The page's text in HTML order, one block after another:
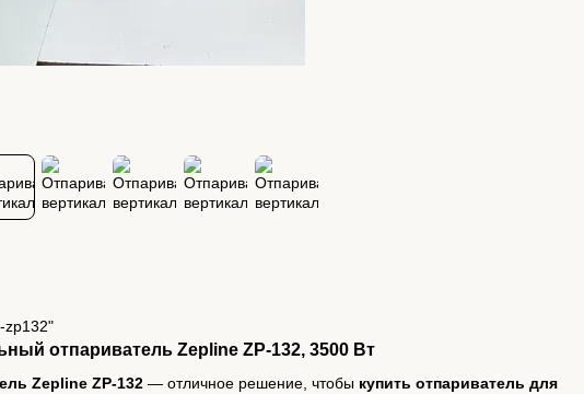
zp132"
отпариватель Zepline ZP-132, 3500 Вт
Zepline ZP-132— отличное решение, чтобы купить отпариватель для